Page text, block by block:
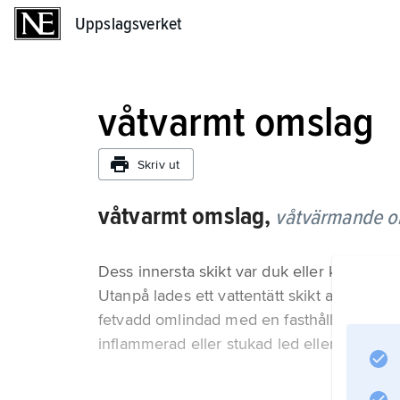
Uppslagsverket
våtvarmt omslag
Skriv ut
våtvarmt omslag, våtvärmande
Dess innersta skikt var duk eller
Utanpå lades ett vattentätt skikt av
fetvadd omlindad med en fasthållande
inflammerad eller stukad led eller en